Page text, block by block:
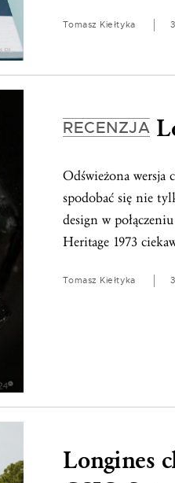
Tomasz Kiełtyka
RECENZJA
Odświeżona
spodobać się nie
design w
Heritage 1973
Tomasz Kiełtyka
Longines